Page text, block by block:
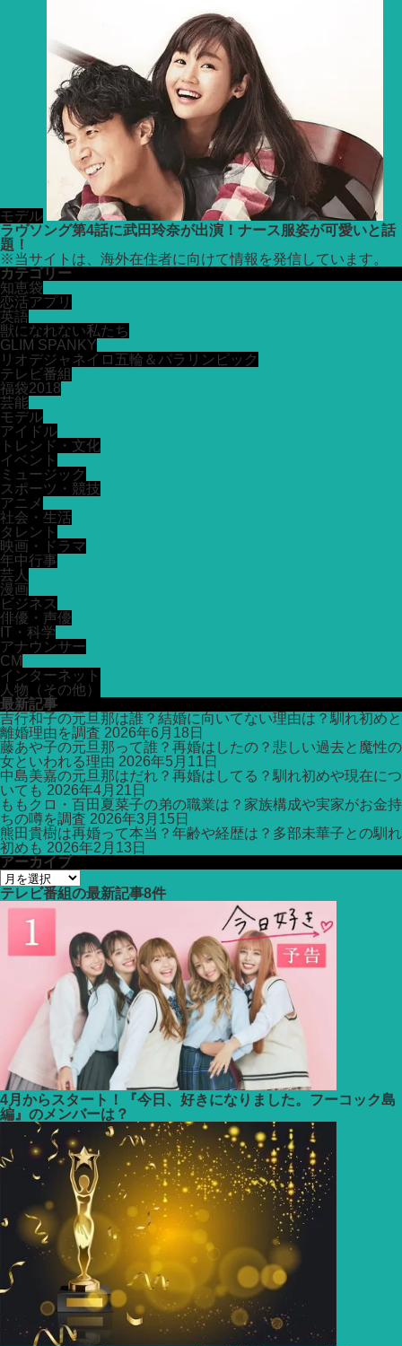
モデル
ラヴソング第4話に武田玲奈が出演！ナース服姿が可愛いと話
題！
※当サイトは、海外在住者に向けて情報を発信しています。
カテゴリー
知恵袋
恋活アプリ
英語
獣になれない私たち
GLIM SPANKY
リオデジャネイロ五輪＆パラリンピック
テレビ番組
福袋2018
芸能
モデル
アイドル
トレンド・文化
イベント
ミュージック
スポーツ・競技
アニメ
社会・生活
タレント
映画・ドラマ
年中行事
芸人
漫画
ビジネス
俳優・声優
IT・科学
アナウンサー
CM
インターネット
人物（その他）
最新記事
吉行和子の元旦那は誰？結婚に向いてない理由は？馴れ初めと
離婚理由を調査 2026年6月18日
藤あや子の元旦那って誰？再婚はしたの？悲しい過去と魔性の
女といわれる理由 2026年5月11日
中島美嘉の元旦那はだれ？再婚はしてる？馴れ初めや現在につ
いても 2026年4月21日
ももクロ・百田夏菜子の弟の職業は？家族構成や実家がお金持
ちの噂を調査 2026年3月15日
熊田貴樹は再婚って本当？年齢や経歴は？多部未華子との馴れ
初めも 2026年2月13日
アーカイブ
ア
ー
カ
テレビ番組の最新記事8件
4月からスタート！『今日、好きになりました。フーコック島
編』のメンバーは？